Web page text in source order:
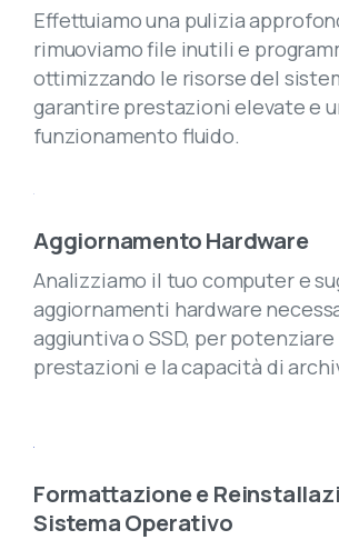
Effettuiamo una pulizia
rimuoviamo file inutili e
ottimizzando le risorse del
garantire prestazioni elevate e
funzionamento fluido.
Aggiornamento Hardware
Analizziamo il tuo computer e
aggiornamenti hardware
aggiuntiva o SSD, per potenziare
prestazioni e la capacità di
Formattazione e
Sistema Operativo